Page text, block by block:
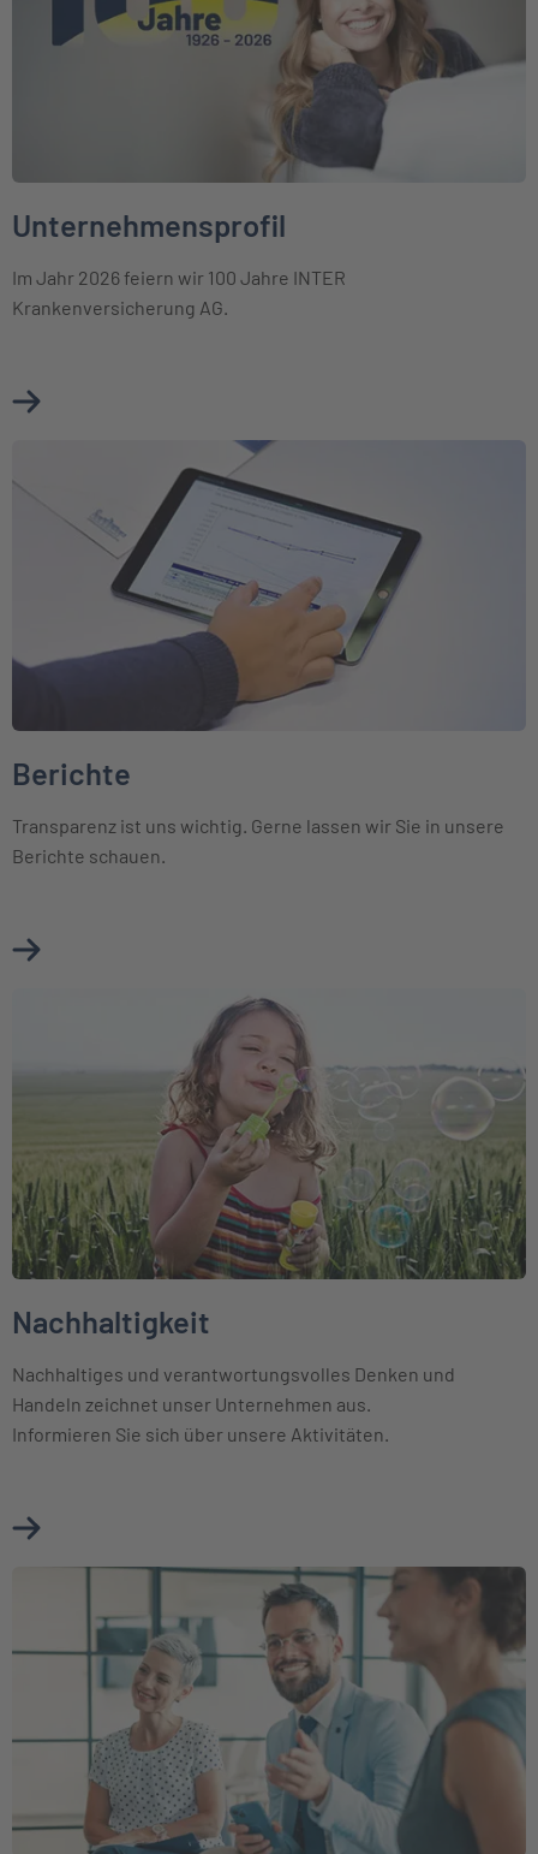
Unternehmensprofil
Im Jahr 2026 feiern wir 100 Jahre INTER
Krankenversicherung AG.
Mehr über Unternehmensprofil erfahren
Berichte
Transparenz ist uns wichtig. Gerne lassen wir Sie in unsere
Berichte schauen.
Mehr über Berichte erfahren
Nachhaltigkeit
Nachhaltiges und verantwortungsvolles Denken und
Handeln zeichnet unser Unternehmen aus.
Informieren Sie sich über unsere Aktivitäten.
Mehr über Nachhaltigkeit erfahren